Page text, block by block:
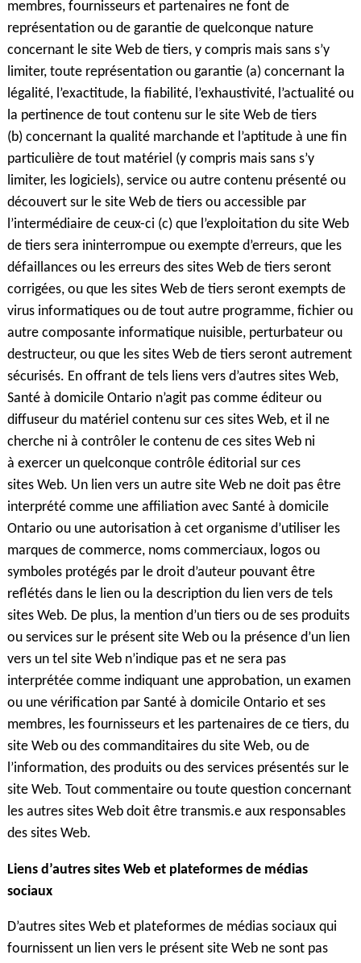
membres, fournisseurs et partenaires ne font de
représentation ou de garantie de quelconque nature
concernant le site Web de tiers, y compris mais sans s’y
limiter, toute représentation ou garantie (a) concernant la
légalité, l’exactitude, la fiabilité, l’exhaustivité, l’actualité ou
la pertinence de tout contenu sur le site Web de tiers
(b) concernant la qualité marchande et l’aptitude à une fin
particulière de tout matériel (y compris mais sans s’y
limiter, les logiciels), service ou autre contenu présenté ou
découvert sur le site Web de tiers ou accessible par
l’intermédiaire de ceux-ci (c) que l’exploitation du site Web
de tiers sera ininterrompue ou exempte d’erreurs, que les
défaillances ou les erreurs des sites Web de tiers seront
corrigées, ou que les sites Web de tiers seront exempts de
virus informatiques ou de tout autre programme, fichier ou
autre composante informatique nuisible, perturbateur ou
destructeur, ou que les sites Web de tiers seront autrement
sécurisés. En offrant de tels liens vers d’autres sites Web,
Santé à domicile Ontario n’agit pas comme éditeur ou
diffuseur du matériel contenu sur ces sites Web, et il ne
cherche ni à contrôler le contenu de ces sites Web ni
à exercer un quelconque contrôle éditorial sur ces
sites Web. Un lien vers un autre site Web ne doit pas être
interprété comme une affiliation avec Santé à domicile
Ontario ou une autorisation à cet organisme d’utiliser les
marques de commerce, noms commerciaux, logos ou
symboles protégés par le droit d’auteur pouvant être
reflétés dans le lien ou la description du lien vers de tels
sites Web. De plus, la mention d’un tiers ou de ses produits
ou services sur le présent site Web ou la présence d’un lien
vers un tel site Web n’indique pas et ne sera pas
interprétée comme indiquant une approbation, un examen
ou une vérification par Santé à domicile Ontario et ses
membres, les fournisseurs et les partenaires de ce tiers, du
site Web ou des commanditaires du site Web, ou de
l’information, des produits ou des services présentés sur le
site Web. Tout commentaire ou toute question concernant
les autres sites Web doit être transmis.e aux responsables
des sites Web.
Liens d’autres sites Web et plateformes de médias
sociaux
D’autres sites Web et plateformes de médias sociaux qui
fournissent un lien vers le présent site Web ne sont pas